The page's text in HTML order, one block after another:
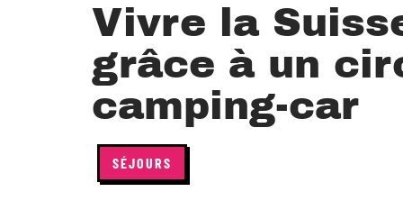
Vivre la
grâce à un
camping-car
SÉJOURS